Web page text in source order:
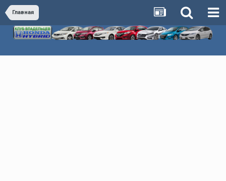
Главная